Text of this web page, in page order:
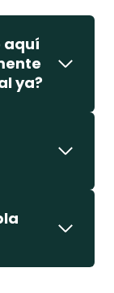
aquí
ya?